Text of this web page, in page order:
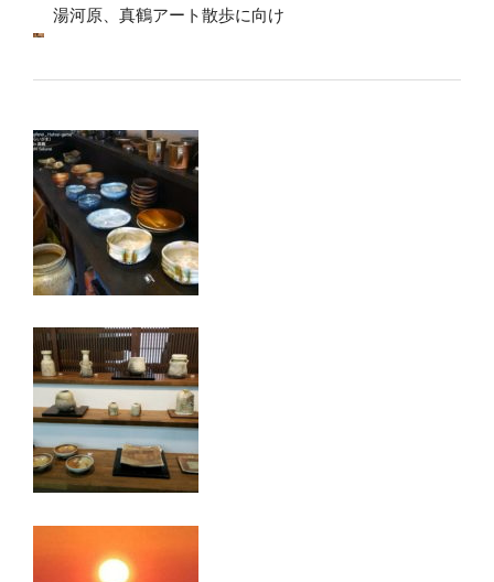
湯河原、真鶴アート散歩に向け